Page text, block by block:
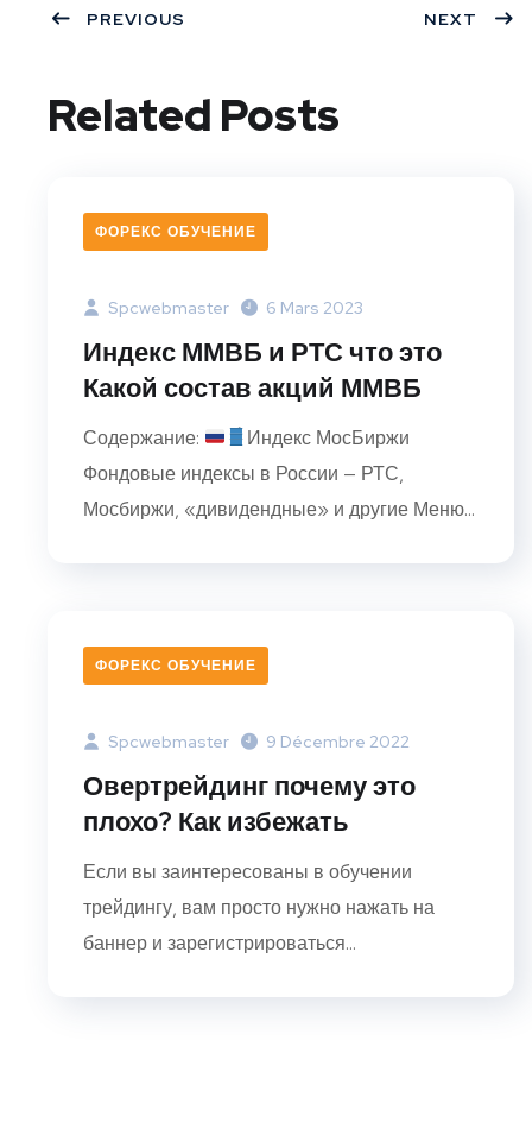
PREVIOUS NEXT
Related Posts
ФОРЕКС ОБУЧЕНИЕ
Spcwebmaster 6 Mars 2023
Индекс ММВБ и РТС что это
Какой состав акций ММВБ
Содержание:
Индекс МосБиржи
Фондовые индексы в России — РТС,
Мосбиржи, «дивидендные» и другие Меню...
ФОРЕКС ОБУЧЕНИЕ
Spcwebmaster 9 Décembre 2022
Овертрейдинг почему это
плохо? Как избежать
Если вы заинтересованы в обучении
трейдингу, вам просто нужно нажать на
баннер и зарегистрироваться...